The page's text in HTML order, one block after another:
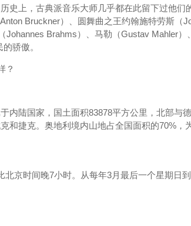
史上，古典派音乐大师几乎都在此留下过他
Bruckner）、圆舞曲之王约翰施特劳斯
Johannes Brahms）、马勒（Gustav Mahler
骄傲。
？
内陆国家，国土面积83878平方公里，北部
和捷克。奥地利境内山地占全国面积的70%
北京时间晚7小时。从每年3月最后一个星期日